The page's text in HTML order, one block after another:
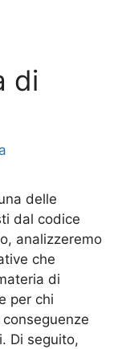
di
delle
dal codice
analizzeremo
che
di
per chi
Di seguito,